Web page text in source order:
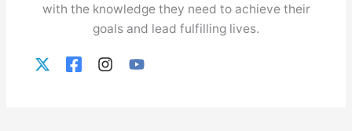
with the knowledge they need to achieve their
goals and lead fulfilling lives.